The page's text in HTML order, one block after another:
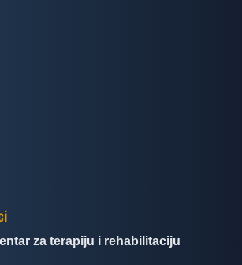
za terapiju i rehabilitaciju